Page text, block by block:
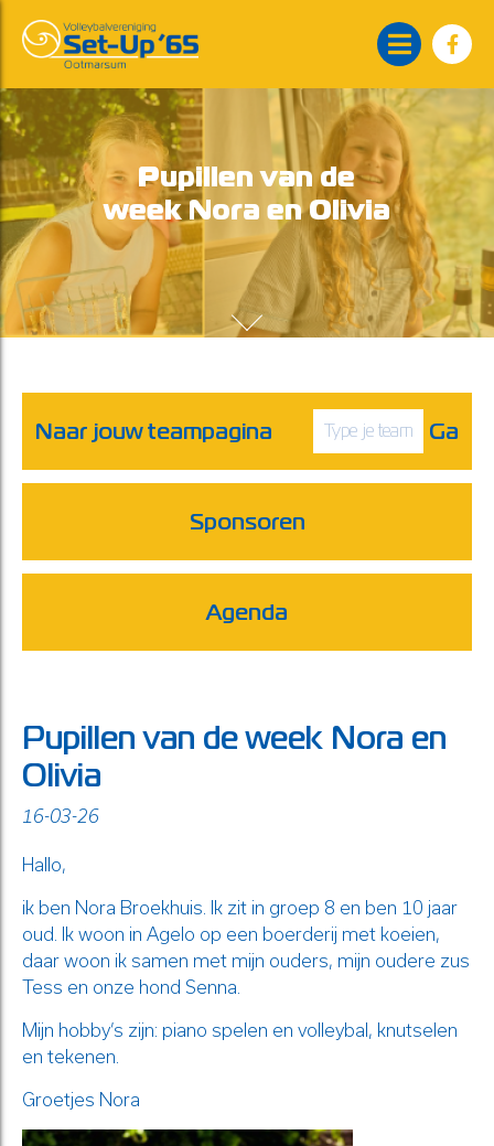
Pupillen van de
week Nora en Olivia
Naar jouw teampagina Ga
Sponsoren
Agenda
Pupillen van de week Nora en
Olivia
16-03-26
Hallo,
ik ben Nora Broekhuis. Ik zit in groep 8 en ben 10 jaar
oud. Ik woon in Agelo op een boerderij met koeien,
daar woon ik samen met mijn ouders, mijn oudere zus
Tess en onze hond Senna.
Mijn hobby’s zijn: piano spelen en volleybal, knutselen
en tekenen.
Groetjes Nora